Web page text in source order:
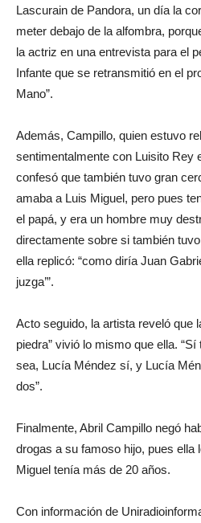
Lascurain de Pandora, un día la
meter debajo de la alfombra,
la actriz en una entrevista para el
Infante que se retransmitió en el
Mano”.
Además, Campillo, quien estuvo
sentimentalmente con Luisito Rey
confesó que también tuvo gran
amaba a Luis Miguel, pero pues
el papá, y era un hombre muy
directamente sobre si también
ella replicó: “como diría Juan
juzga’”.
Acto seguido, la artista reveló que
piedra” vivió lo mismo que ella.
sea, Lucía Méndez sí, y Lucía
dos”.
Finalmente, Abril Campillo negó
drogas a su famoso hijo, pues ella
Miguel tenía más de 20 años.
Con información de